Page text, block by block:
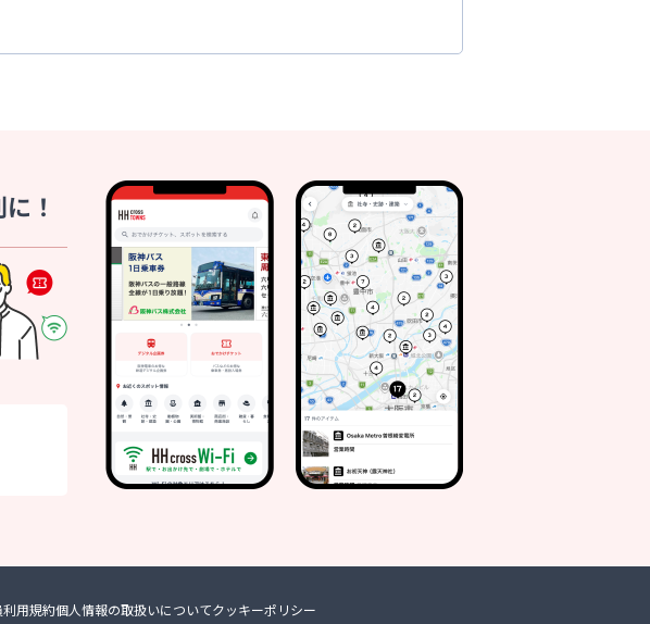
利用規約個人情報の取扱いについてクッキーポリシー